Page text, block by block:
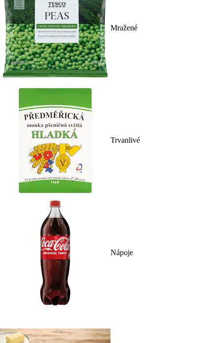
Mražené
Trvanlivé
Nápoje